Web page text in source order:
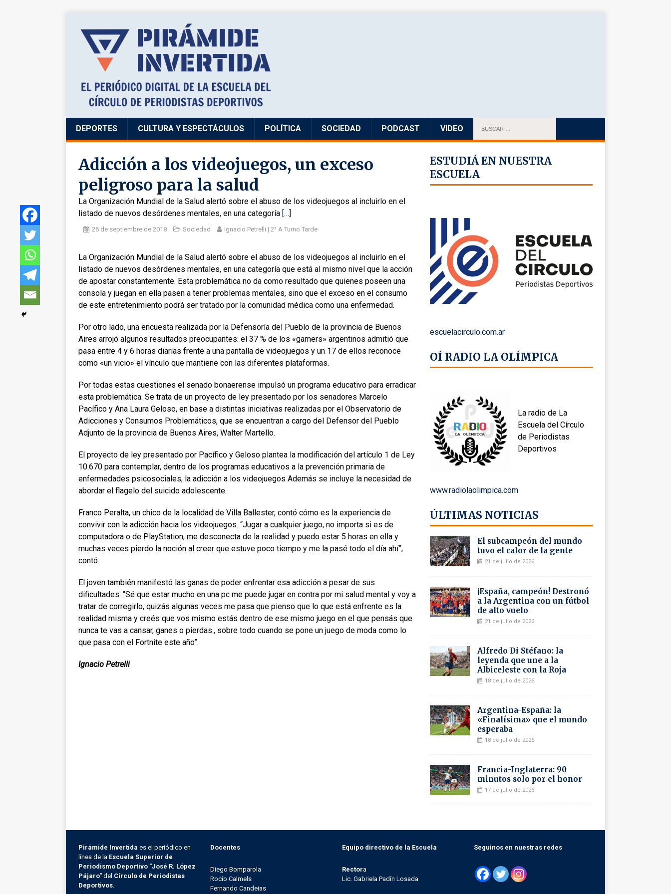
DEPORTES CULTURA Y ESPECTÁCULOS POLÍTICA SOCIEDAD PODCAST VIDEO
Adicción a los videojuegos, un exceso
peligroso para la salud
La Organización Mundial de la Salud alertó sobre el abuso de los videojuegos al incluirlo en el
listado de nuevos desórdenes mentales, en una categoría […]
26 de septiembre de 2018 Sociedad Ignacio Petrelli | 2° A Turno Tarde
La Organización Mundial de la Salud alertó sobre el abuso de los videojuegos al incluirlo en el
listado de nuevos desórdenes mentales, en una categoría que está al mismo nivel que la acción
de apostar constantemente. Esta problemática no da como resultado que quienes poseen una
consola y juegan en ella pasen a tener problemas mentales, sino que el exceso en el consumo
de este entretenimiento podrá ser tratado por la comunidad médica como una enfermedad.
Por otro lado, una encuesta realizada por la Defensoría del Pueblo de la provincia de Buenos
Aires arrojó algunos resultados preocupantes: el 37 % de los «gamers» argentinos admitió que
pasa entre 4 y 6 horas diarias frente a una pantalla de videojuegos y un 17 de ellos reconoce
como «un vicio» el vínculo que mantiene con las diferentes plataformas.
Por todas estas cuestiones el senado bonaerense impulsó un programa educativo para erradicar
esta problemática. Se trata de un proyecto de ley presentado por los senadores Marcelo
Pacífico y Ana Laura Geloso, en base a distintas iniciativas realizadas por el Observatorio de
Adicciones y Consumos Problemáticos, que se encuentran a cargo del Defensor del Pueblo
Adjunto de la provincia de Buenos Aires, Walter Martello.
El proyecto de ley presentado por Pacífico y Geloso plantea la modificación del artículo 1 de Ley
10.670 para contemplar, dentro de los programas educativos a la prevención primaria de
enfermedades psicosociales, la adicción a los videojuegos Además se incluye la necesidad de
abordar el flagelo del suicido adolescente.
Franco Peralta, un chico de la localidad de Villa Ballester, contó cómo es la experiencia de
convivir con la adicción hacia los videojuegos. “Jugar a cualquier juego, no importa si es de
computadora o de PlayStation, me desconecta de la realidad y puedo estar 5 horas en ella y
muchas veces pierdo la noción al creer que estuve poco tiempo y me la pasé todo el día ahí”,
contó.
El joven también manifestó las ganas de poder enfrentar esa adicción a pesar de sus
dificultades. “Sé que estar mucho en una pc me puede jugar en contra por mi salud mental y voy a
tratar de corregirlo, quizás algunas veces me pasa que pienso que lo que está enfrente es la
realidad misma y creés que vos mismo estás dentro de ese mismo juego en el que pensás que
nunca te vas a cansar, ganes o pierdas., sobre todo cuando se pone un juego de moda como lo
que pasa con el Fortnite este año”.
Ignacio Petrelli
ESTUDIÁ EN NUESTRA
ESCUELA
escuelacirculo.com.ar
OÍ RADIO LA OLÍMPICA
La radio de La
Escuela del Círculo
de Periodistas
Deportivos
www.radiolaolimpica.com
ÚLTIMAS NOTICIAS
El subcampeón del mundo
tuvo el calor de la gente
21 de julio de 2026
¡España, campeón! Destronó
a la Argentina con un fútbol
de alto vuelo
21 de julio de 2026
Alfredo Di Stéfano: la
leyenda que une a la
Albiceleste con la Roja
18 de julio de 2026
Argentina-España: la
«Finalísima» que el mundo
esperaba
18 de julio de 2026
Francia-Inglaterra: 90
minutos solo por el honor
17 de julio de 2026
Pirámide Invertida es el periódico en
línea de la Escuela Superior de
Periodismo Deportivo "José R. López
Pájaro" del Círculo de Periodistas
Deportivos
Docentes
Diego Bomparola
Rocío Calmels
Fernando Candeias
Equipo directivo de la Escuela
Rectora
Lic. Gabriela Padín Losada
Seguinos en nuestras redes